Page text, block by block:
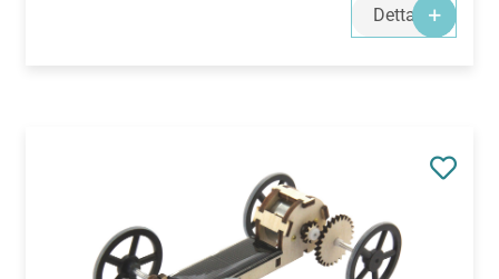
Dettagli